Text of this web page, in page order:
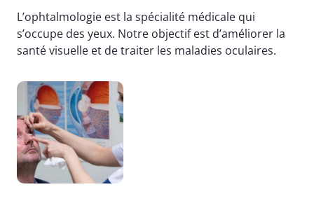
L’ophtalmologie est la spécialité médicale qui
s’occupe des yeux. Notre objectif est d’améliorer la
santé visuelle et de traiter les maladies oculaires.
Image